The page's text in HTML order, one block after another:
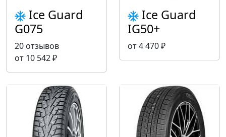
Ice Guard
G075
20 отзывов
от 10 542 ₽
Ice Guard
IG50+
от 4 470 ₽